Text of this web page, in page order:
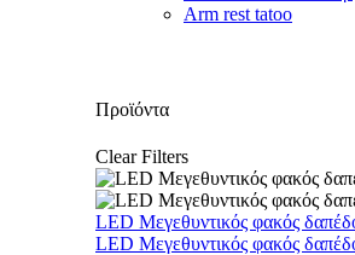
Arm rest tatoo
Προϊόντα
Clear Filters
LED Μεγεθυντικός φακός
LED Μεγεθυντικός φακός